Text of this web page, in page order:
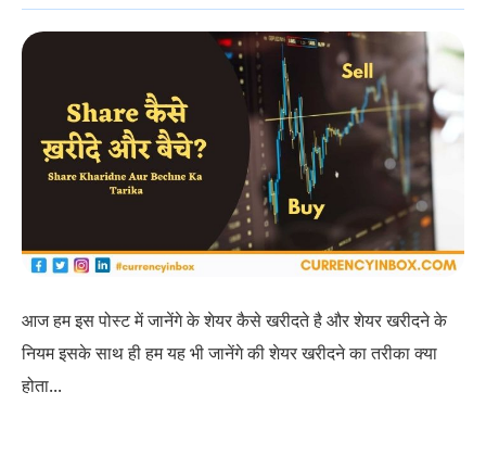
आज हम इस पोस्ट में जानेंगे के शेयर कैसे खरीदते है और शेयर खरीदने के
नियम इसके साथ ही हम यह भी जानेंगे की शेयर खरीदने का तरीका क्या
होता...